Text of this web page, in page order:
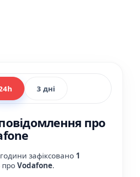
3 дні
про
зафіксовано 1
про Vodafone.